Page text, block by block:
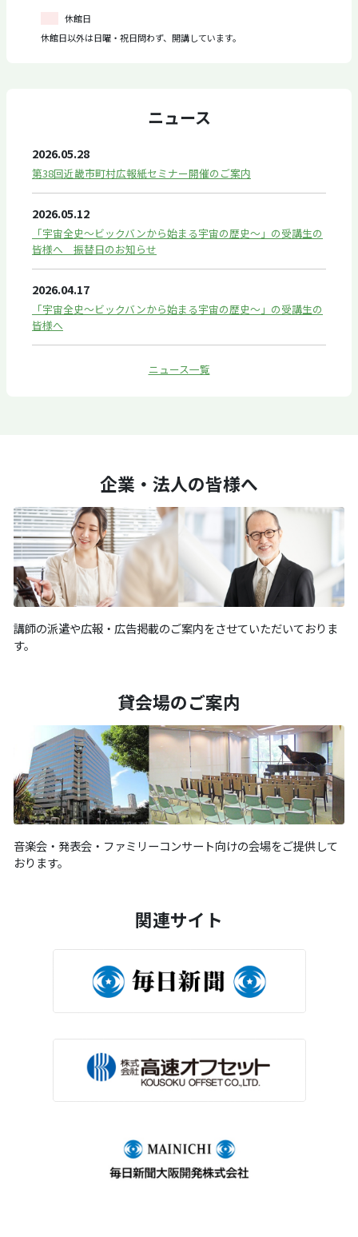
休館日
休館日以外は日曜・祝日問わず、開講しています。
ニュース
2026.05.28
第38回近畿市町村広報紙セミナー開催のご案内
2026.05.12
「宇宙全史～ビックバンから始まる宇宙の歴史～」の受講生の
皆様へ 振替日のお知らせ
2026.04.17
「宇宙全史～ビックバンから始まる宇宙の歴史～」の受講生の
皆様へ
ニュース一覧
企業・法人の皆様へ
講師の派遣や広報・広告掲載のご案内をさせていただいておりま
す。
貸会場のご案内
音楽会・発表会・ファミリーコンサート向けの会場をご提供して
おります。
関連サイト